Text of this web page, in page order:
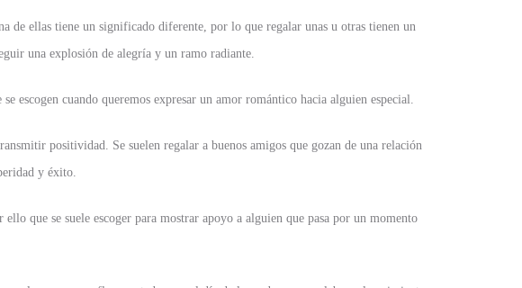
de ellas tiene un significado diferente, por lo que regalar unas u otras tienen un
una explosión de alegría y un ramo radiante.
cuando queremos expresar un amor romántico hacia alguien especial.
positividad. Se suelen regalar a buenos amigos que gozan de una relación
y éxito.
que se suele escoger para mostrar apoyo a alguien que pasa por un momento